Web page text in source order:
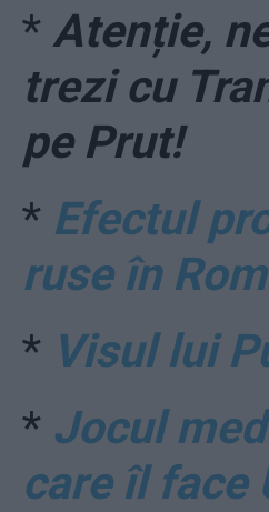
* Atenție,
trezi cu
pe Prut!
* Efectul
ruse în
* Visul lui
* Jocul
care îl face